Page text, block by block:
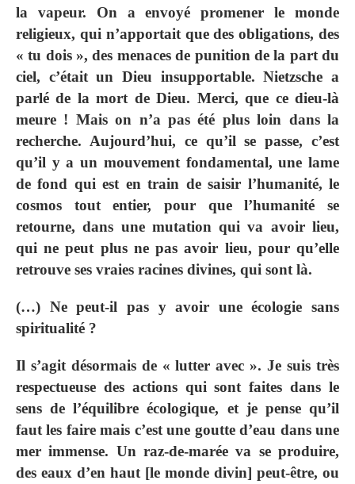
la vapeur. On a envoyé promener le monde
religieux, qui n’apportait que des obligations, des
« tu dois », des menaces de punition de la part du
ciel, c’était un Dieu insupportable. Nietzsche a
parlé de la mort de Dieu. Merci, que ce dieu-là
meure ! Mais on n’a pas été plus loin dans la
recherche. Aujourd’hui, ce qu’il se passe, c’est
qu’il y a un mouvement fondamental, une lame
de fond qui est en train de saisir l’humanité, le
cosmos tout entier, pour que l’humanité se
retourne, dans une mutation qui va avoir lieu,
qui ne peut plus ne pas avoir lieu, pour qu’elle
retrouve ses vraies racines divines, qui sont là.
(…) Ne peut-il pas y avoir une écologie sans
spiritualité ?
Il s’agit désormais de « lutter avec ». Je suis très
respectueuse des actions qui sont faites dans le
sens de l’équilibre écologique, et je pense qu’il
faut les faire mais c’est une goutte d’eau dans une
mer immense. Un raz-de-marée va se produire,
des eaux d’en haut [le monde divin] peut-être, ou